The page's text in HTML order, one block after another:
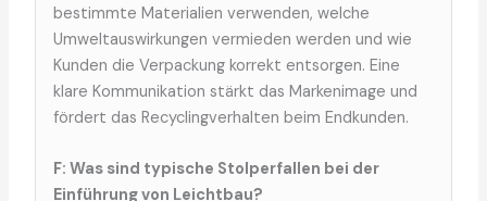
bestimmte Materialien verwenden, welche
Umweltauswirkungen vermieden werden und wie
Kunden die Verpackung korrekt entsorgen. Eine
klare Kommunikation stärkt das Markenimage und
fördert das Recyclingverhalten beim Endkunden.
F: Was sind typische Stolperfallen bei der
Einführung von Leichtbau?